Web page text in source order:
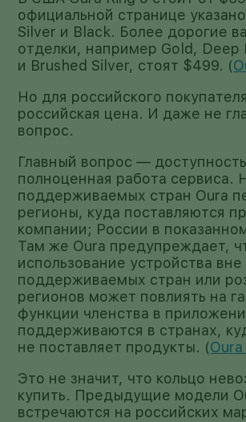
официальной странице
Silver и Black. Более дорогие
отделки, например Gold, Deep
и Brushed Silver, стоят $499. (
Но для российского
российская цена. И даже не
вопрос.
Главный вопрос —
полноценная работа сервиса.
поддерживаемых стран Oura
регионы, куда поставляются
компании; России в
Там же Oura предупреждает,
использование устройства вне
поддерживаемых стран или
регионов может повлиять на
функции членства в
поддерживаются в странах,
не поставляет продукты. (
Это не значит, что кольцо
купить. Предыдущие модели
встречаются на российских